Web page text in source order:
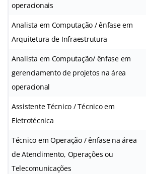
operacionais
Analista em Computação / ênfase em
Arquitetura de Infraestrutura
Analista em Computação/ ênfase em
gerenciamento de projetos na área
operacional
Assistente Técnico / Técnico em
Eletrotécnica
Técnico em Operação / ênfase na área
de Atendimento, Operações ou
Telecomunicações